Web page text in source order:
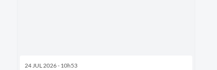
24 JUL 2026 - 10h53